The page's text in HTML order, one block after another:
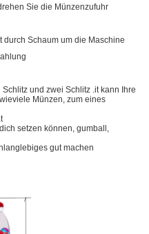
Sie die Münzenzufuhr
durch Schaum um die Maschine
und zwei Schlitz .it kann Ihre
Münzen, zum eines
setzen können, gumball,
gut machen